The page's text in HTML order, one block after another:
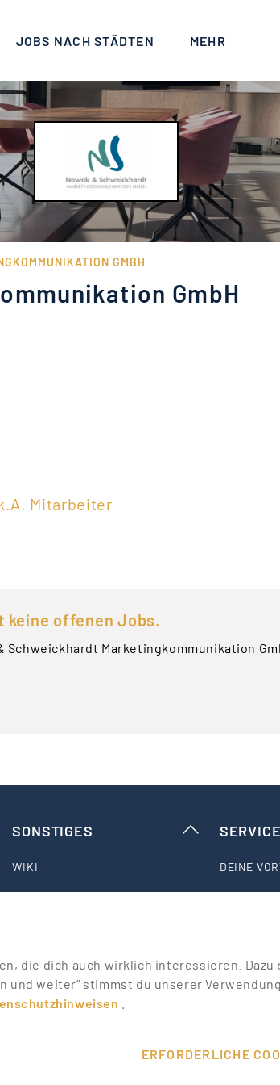
JOBS NACH STÄDTEN MEHR
GMBH
GmbH
Mitarbeiter
keine offenen Jobs.
Schweickhardt Marketingkommunikation
SONSTIGES
WIKI
ALLE PARTNER
SERVICE
DEINE
ÜBER UNS
die dich auch wirklich interessieren.
weiter“ stimmst du unserer
ERFORDERLICHE